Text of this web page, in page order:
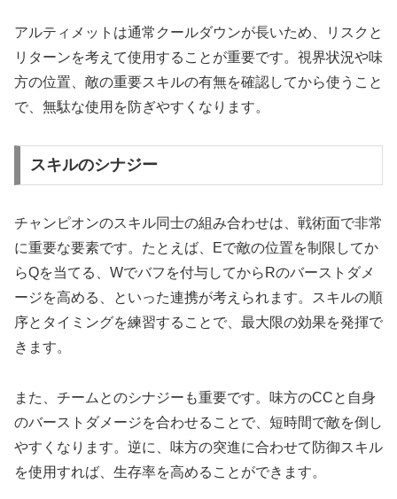
アルティメットは通常クールダウンが長いため、リスクと
リターンを考えて使用することが重要です。視界状況や味
方の位置、敵の重要スキルの有無を確認してから使うこと
で、無駄な使用を防ぎやすくなります。
スキルのシナジー
チャンピオンのスキル同士の組み合わせは、戦術面で非常
に重要な要素です。たとえば、Eで敵の位置を制限してか
らQを当てる、Wでバフを付与してからRのバーストダメ
ージを高める、といった連携が考えられます。スキルの順
序とタイミングを練習することで、最大限の効果を発揮で
きます。
また、チームとのシナジーも重要です。味方のCCと自身
のバーストダメージを合わせることで、短時間で敵を倒し
やすくなります。逆に、味方の突進に合わせて防御スキル
を使用すれば、生存率を高めることができます。